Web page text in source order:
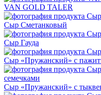
VAN GOLD TALER
Сыр Сметанковый
Сыр Гауда
Сыр «Пружанский» с
Сыр «Пружанский» с